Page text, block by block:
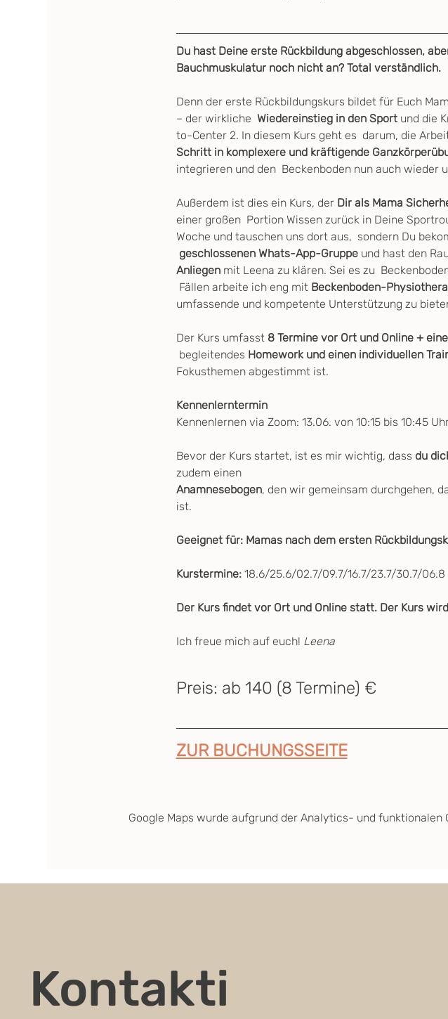
Du hast Deine erste Rückbildung abgeschlossen,
Bauchmuskulatur noch nicht an? Total verständlich.
Denn der erste Rückbildungskurs bildet für Euch
– der wirkliche Wiedereinstieg in den Sport und die
to-Center 2. In diesem Kurs geht es  darum, die
Schritt in komplexere und kräftigende
integrieren und den  Beckenboden nun auch
Außerdem ist dies ein Kurs, der Dir als Mama
einer großen  Portion Wissen zurück in Deine
Woche und tauschen uns dort aus,  sondern Du
geschlossenen Whats-App-Gruppe und hast den
Anliegen mit Leena zu klären. Sei es zu
Fällen arbeite ich eng mit Beckenboden-
umfassende und kompetente Unterstützung zu
Der Kurs umfasst 8 Termine vor Ort und Online +
begleitendes Homework und einen individuellen
Fokusthemen abgestimmt ist.
Kennenlerntermin
Kennenlernen via Zoom: 13.06. von 10:15 bis 10:45
Bevor der Kurs startet, ist es mir wichtig, dass du
zudem einen
Anamnesebogen, den wir gemeinsam durchgehen,
ist.
Geeignet für: Mamas nach dem ersten
Kurstermine: 18.6/25.6/02.7/09.7/16.7/23.7/30.7/06.8
Der Kurs findet vor Ort und Online statt. Der Kurs
Ich freue mich auf euch! Leena
Preis: ab 140 (8 Termine) €
ZUR BUCHUNGSSEITE
Google Maps wurde aufgrund der Analytics- und
Kontakti